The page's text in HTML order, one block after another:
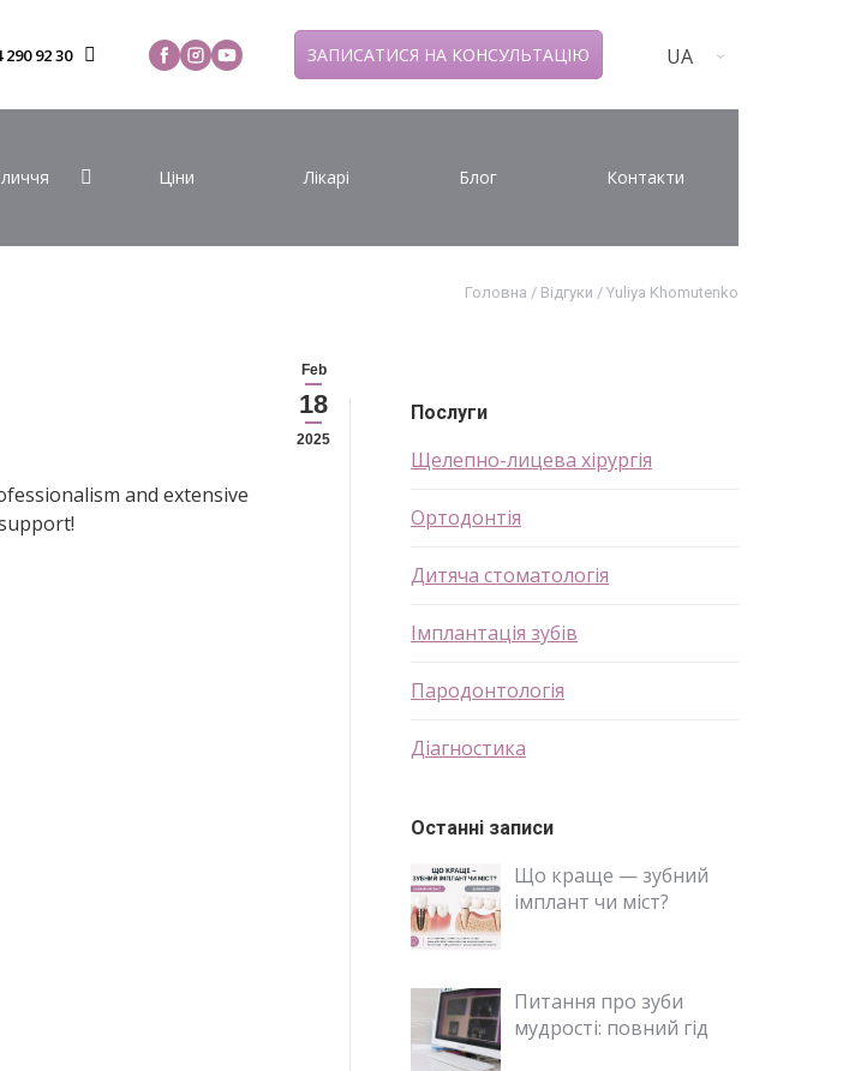
290 92 30 ЗАПИСАТИСЯ НА КОНСУЛЬТАЦІЮ UA
Ціни Лікарі Блог Контакти
Головна / Відгуки / Yuliya Khomutenko
Feb
18
2025
and extensive
Послуги
Щелепно-лицева хірургія
Ортодонтія
Дитяча стоматологія
Імплантація зубів
Пародонтологія
Діагностика
Останні записи
Що краще — зубний
імплант чи міст?
Питання про зуби
мудрості: повний гід